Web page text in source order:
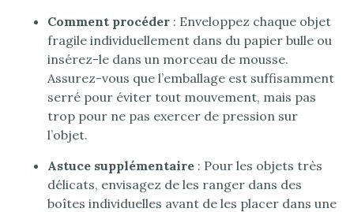
Comment procéder : Enveloppez chaque objet
fragile individuellement dans du papier bulle ou
insérez-le dans un morceau de mousse.
Assurez-vous que l’emballage est suffisamment
serré pour éviter tout mouvement, mais pas
trop pour ne pas exercer de pression sur
l’objet.
Astuce supplémentaire : Pour les objets très
délicats, envisagez de les ranger dans des
boîtes individuelles avant de les placer dans une